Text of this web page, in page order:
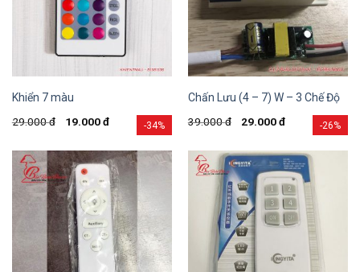
-34%
Khiển 7 màu
29.000đ 19.000đ -26%
Chấn Lưu (4 – 7) W – 3 Chế Độ
39.000đ 29.000đ